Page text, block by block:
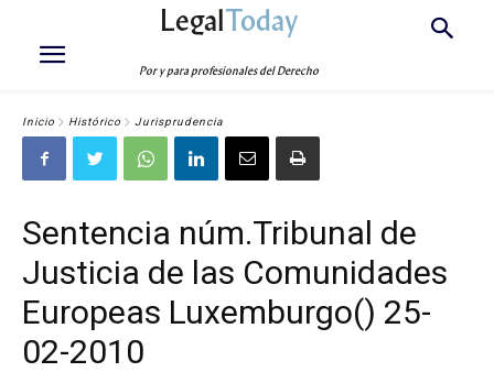
LegalToday
Por y para profesionales del Derecho
Inicio Histórico Jurisprudencia
Sentencia núm.Tribunal de
Justicia de las Comunidades
Europeas Luxemburgo() 25-
02-2010